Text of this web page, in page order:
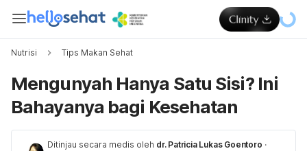
Nutrisi Tips Makan Sehat
Mengunyah Hanya Satu Sisi? Ini
Bahayanya bagi Kesehatan
Ditinjau secara medis oleh dr. Patricia Lukas Goentoro ·